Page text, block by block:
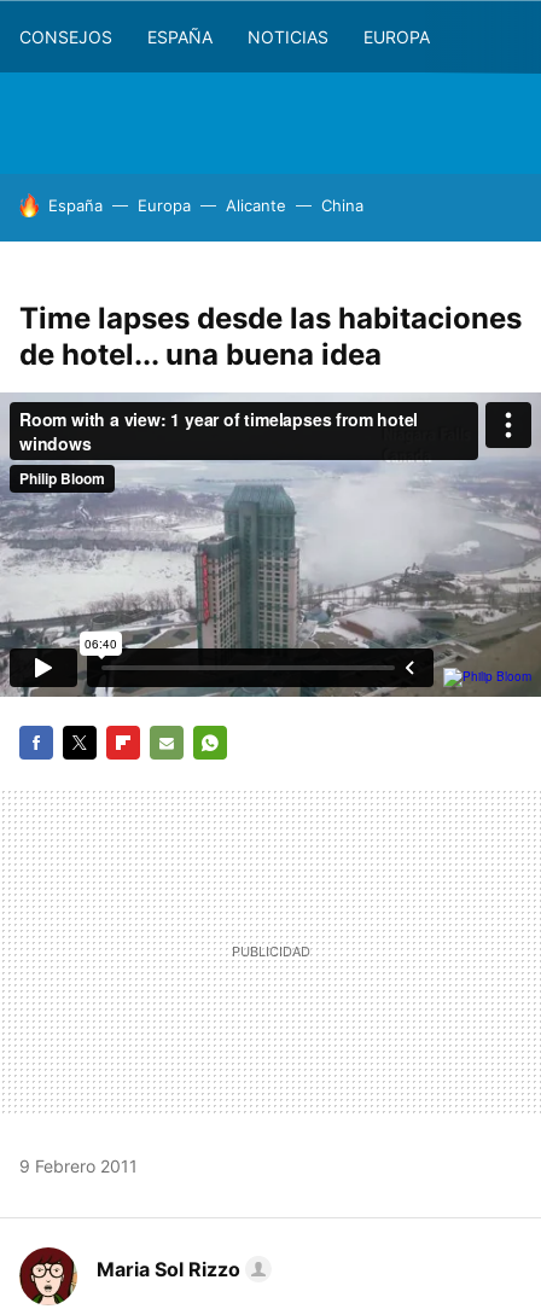
CONSEJOS ESPAÑA NOTICIAS EUROPA
HOY SE HABLA DE
España Europa Alicante China
Time lapses desde las habitaciones
de hotel... una buena idea
MAIL
9 Febrero 2011
Maria Sol Rizzo